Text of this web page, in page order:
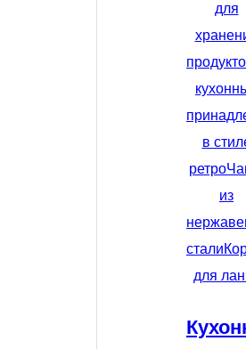
для
в
ретро
из
стали
для